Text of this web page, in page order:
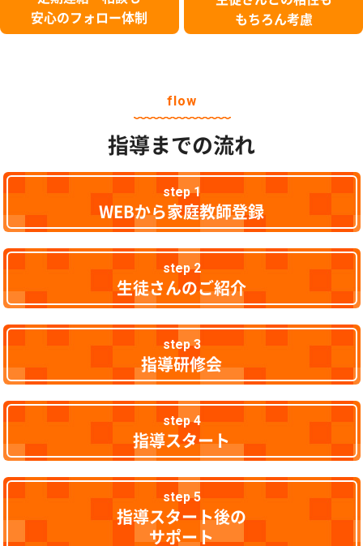
安心のフォロー体制
もちろん考慮
flow
指導までの流れ
step 1
WEBから家庭教師登録
step 2
生徒さんのご紹介
step 3
指導研修会
step 4
指導スタート
step 5
指導スタート後の
サポート